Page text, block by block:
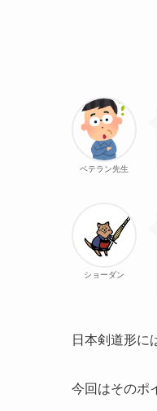
ベテラン先生
ショーダン
日本剣道形に
今回はそのポ